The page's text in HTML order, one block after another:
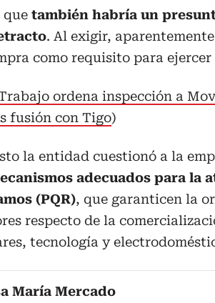
que también habría un
. Al exigir,
como requisito para ejercer
ordena inspección a
fusión con Tigo)
la entidad cuestionó a la
adecuados para la
(PQR), que garanticen la
respecto de la
tecnología y
María Mercado